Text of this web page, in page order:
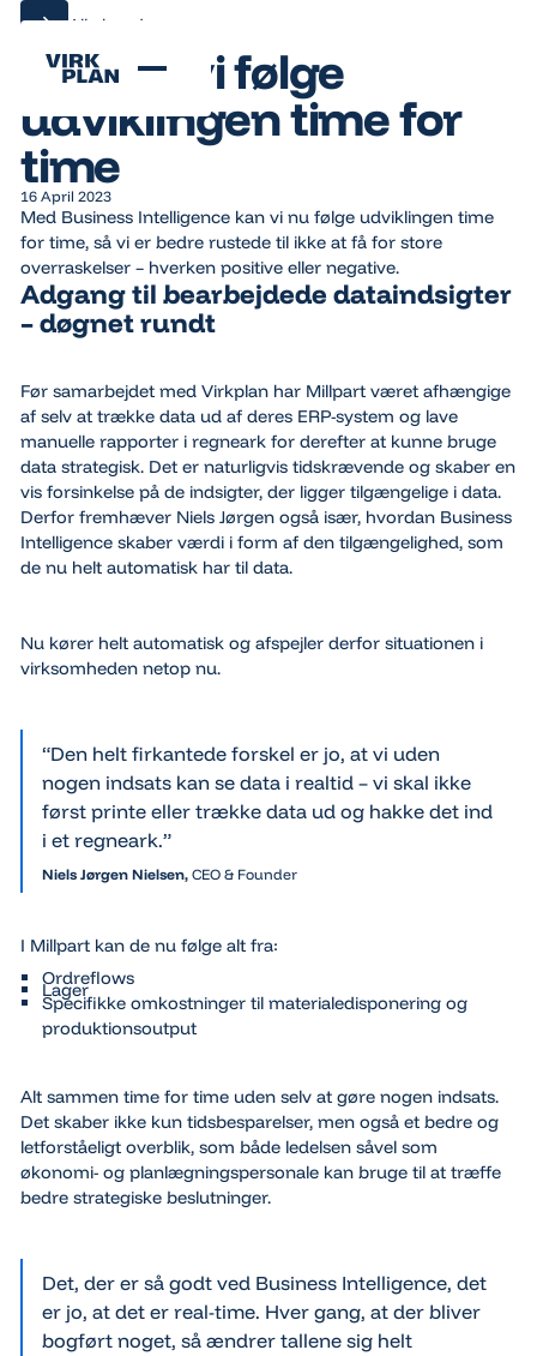
Alle kundecases
Alle kundecases
Nu kan vi følge
udviklingen time for
time
16 April 2023
Med Business Intelligence kan vi nu følge udviklingen time
for time, så vi er bedre rustede til ikke at få for store
overraskelser – hverken positive eller negative.
Adgang til bearbejdede dataindsigter
– døgnet rundt
Før samarbejdet med Virkplan har Millpart været afhængige
af selv at trække data ud af deres ERP-system og lave
manuelle rapporter i regneark for derefter at kunne bruge
data strategisk. Det er naturligvis tidskrævende og skaber en
vis forsinkelse på de indsigter, der ligger tilgængelige i data.
Derfor fremhæver Niels Jørgen også især, hvordan Business
Intelligence skaber værdi i form af den tilgængelighed, som
de nu helt automatisk har til data.
Nu kører helt automatisk og afspejler derfor situationen i
virksomheden netop nu.
“Den helt firkantede forskel er jo, at vi uden
nogen indsats kan se data i realtid – vi skal ikke
først printe eller trække data ud og hakke det ind
i et regneark.”
Niels Jørgen Nielsen, CEO & Founder
I Millpart kan de nu følge alt fra:
Ordreflows
Lager
Specifikke omkostninger til materialedisponering og
produktionsoutput
Alt sammen time for time uden selv at gøre nogen indsats.
Det skaber ikke kun tidsbesparelser, men også et bedre og
letforståeligt overblik, som både ledelsen såvel som
økonomi- og planlægningspersonale kan bruge til at træffe
bedre strategiske beslutninger.
Det, der er så godt ved Business Intelligence, det
er jo, at det er real-time. Hver gang, at der bliver
bogført noget, så ændrer tallene sig helt